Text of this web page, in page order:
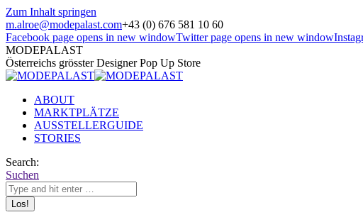
Zum Inhalt springen
m.alroe@modepalast.com+43 (0) 676 581 10 60
Facebook page opens in new windowTwitter page opens in new window
MODEPALAST
Österreichs grösster Designer Pop Up Store
ABOUT
MARKTPLÄTZE
AUSSTELLERGUIDE
STORIES
Search:
Suchen